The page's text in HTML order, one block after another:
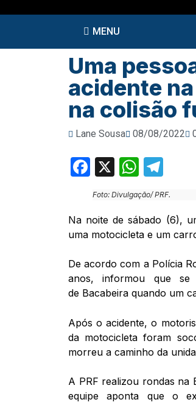
MENU
Uma
acidente
na colisão
Lane Sousa 08/08/2022
Facebook
X
Foto: Divulgação/ PRF.
Na noite de sábado (6),
uma motocicleta e um
De acordo com a Polícia
anos, informou que
de Bacabeira quando um
Após o acidente, o
da motocicleta foram
morreu a caminho da
A PRF realizou rondas na
equipe aponta que o